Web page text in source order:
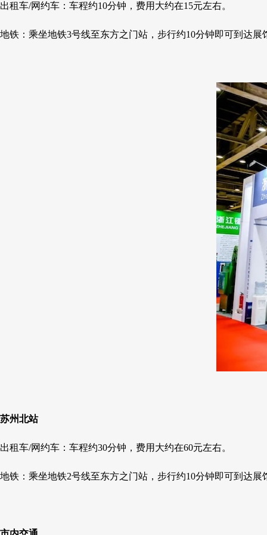
出租车/网约车：车程约10分钟，费用大约在15元左右。
地铁：乘坐地铁3号线至东方之门站，步行约10分钟即可到达展
苏州北站
出租车/网约车：车程约30分钟，费用大约在60元左右。
地铁：乘坐地铁2号线至东方之门站，步行约10分钟即可到达展